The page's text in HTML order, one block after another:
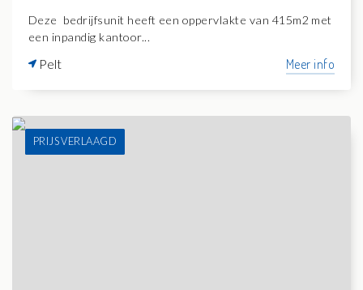
Deze bedrijfsunit heeft een oppervlakte van 415m2 met
een inpandig kantoor...
Pelt Meer info
PRIJS VERLAAGD